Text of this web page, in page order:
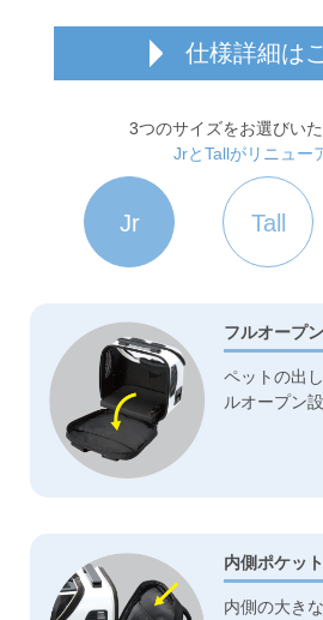
仕様詳細は
3つのサイズをお選びいた
JrとTallがリニュー
Jr Tall
フルオープ
ペットの出
ルオープン
内側ポケット
内側の大き